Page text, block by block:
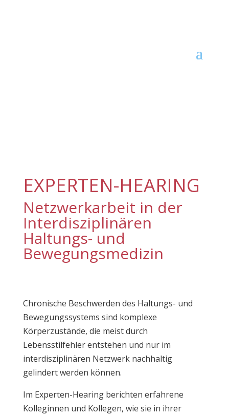
EXPERTEN-HEARING
Netzwerkarbeit in der
Interdisziplinären
Haltungs- und
Bewegungsmedizin
Chronische Beschwerden des Haltungs- und
Bewegungssystems sind komplexe
Körperzustände, die meist durch
Lebensstilfehler entstehen und nur im
interdisziplinären Netzwerk nachhaltig
gelindert werden können.
Im Experten-Hearing berichten erfahrene
Kolleginnen und Kollegen, wie sie in ihrer